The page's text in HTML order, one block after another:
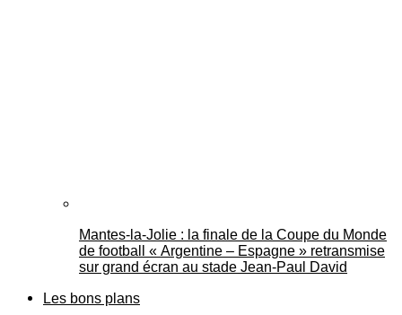
Mantes-la-Jolie : la finale de la Coupe du Monde
de football « Argentine – Espagne » retransmise
sur grand écran au stade Jean-Paul David
Les bons plans